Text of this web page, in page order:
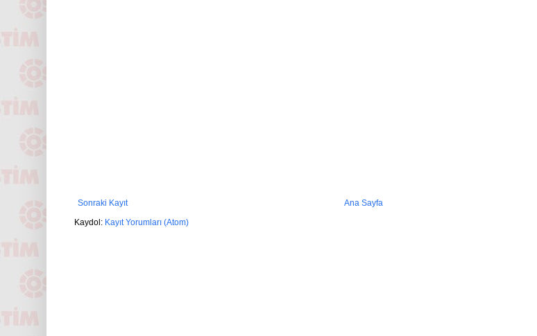
Sonraki Kayıt
Ana Sayfa
Kaydol: Kayıt Yorumları (Atom)